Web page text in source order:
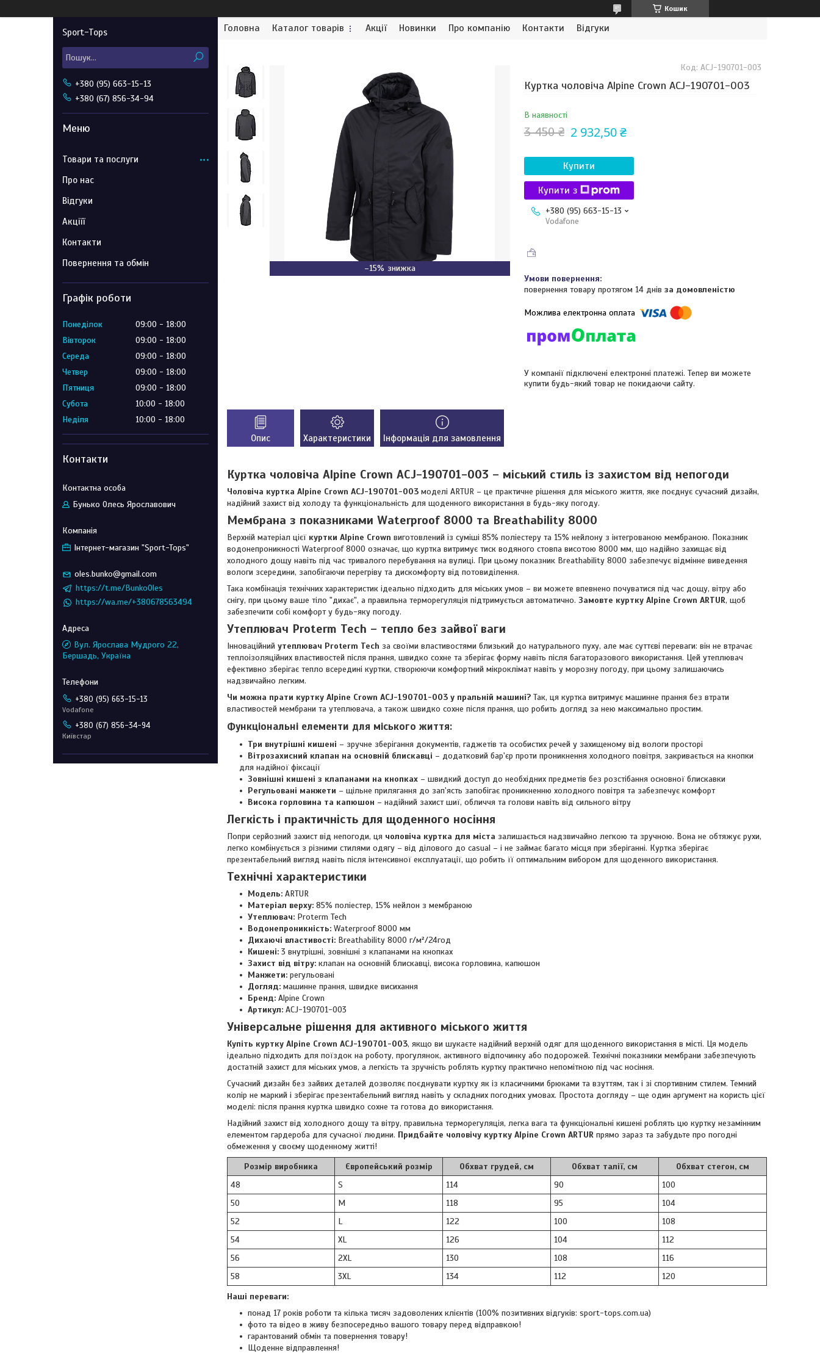
Кошик
Головна Каталог товарів Акції Новинки Про компанію Контакти Відгуки
–15%
Куртка чоловіча Alpine Crown ACJ-190701-003
В наявності
Код:ACJ-190701-003
3 450 ₴ 2 932,50 ₴
Купити
Купити з
+380 (95) 663-15-13
Vodafone
повернення товару протягом 14 днів за домовленістю
У компанії підключені електронні платежі. Тепер ви можете
купити будь-який товар не покидаючи сайту.
Опис Характеристики Інформація для замовлення
Куртка чоловіча Alpine Crown ACJ-190701-003 – міський стиль із захистом від непогоди
Чоловіча куртка Alpine Crown ACJ-190701-003 моделі ARTUR – це практичне рішення для міського життя, яке поєднує сучасний дизайн,
надійний захист від холоду та функціональність для щоденного використання в будь-яку погоду.
Мембрана з показниками Waterproof 8000 та Breathability 8000
Верхній матеріал цієї куртки Alpine Crown виготовлений із суміші 85% поліестеру та 15% нейлону з інтегрованою мембраною. Показник
водонепроникності Waterproof 8000 означає, що куртка витримує тиск водяного стовпа висотою 8000 мм, що надійно захищає від
холодного дощу навіть під час тривалого перебування на вулиці. При цьому показник Breathability 8000 забезпечує відмінне виведення
вологи зсередини, запобігаючи перегріву та дискомфорту від потовиділення.
Така комбінація технічних характеристик ідеально підходить для міських умов – ви можете впевнено почуватися під час дощу, вітру або
снігу, при цьому ваше тіло "дихає", а правильна терморегуляція підтримується автоматично. Замовте куртку Alpine Crown ARTUR, щоб
забезпечити собі комфорт у будь-яку погоду.
Утеплювач Proterm Tech – тепло без зайвої ваги
Інноваційний утеплювач Proterm Tech за своїми властивостями близький до натурального пуху, але має суттєві переваги: він не втрачає
теплоізоляційних властивостей після прання, швидко сохне та зберігає форму навіть після багаторазового використання. Цей утеплювач
ефективно зберігає тепло всередині куртки, створюючи комфортний мікроклімат навіть у морозну погоду, при цьому залишаючись
надзвичайно легким.
Чи можна прати куртку Alpine Crown ACJ-190701-003 у пральній машині? Так, ця куртка витримує машинне прання без втрати
властивостей мембрани та утеплювача, а також швидко сохне після прання, що робить догляд за нею максимально простим.
Функціональні елементи для міського життя:
Три внутрішні кишені – зручне зберігання документів, гаджетів та особистих речей у захищеному від вологи просторі
Вітрозахисний клапан на основній блискавці – додатковий бар'єр проти проникнення холодного повітря, закривається на кнопки
для надійної фіксації
Зовнішні кишені з клапанами на кнопках – швидкий доступ до необхідних предметів без розстібання основної блискавки
Регульовані манжети – щільне прилягання до зап'ясть запобігає проникненню холодного повітря та забезпечує комфорт
Висока горловина та капюшон – надійний захист шиї, обличчя та голови навіть від сильного вітру
Легкість і практичність для щоденного носіння
Попри серйозний захист від непогоди, ця чоловіча куртка для міста залишається надзвичайно легкою та зручною. Вона не обтяжує рухи,
легко комбінується з різними стилями одягу – від ділового до casual – і не займає багато місця при зберіганні. Куртка зберігає
презентабельний вигляд навіть після інтенсивної експлуатації, що робить її оптимальним вибором для щоденного використання.
Технічні характеристики
Модель: ARTUR
Матеріал верху: 85% поліестер, 15% нейлон з мембраною
Утеплювач: Proterm Tech
Водонепроникність: Waterproof 8000 мм
Дихаючі властивості: Breathability 8000 г/м²/24год
Кишені: 3 внутрішні, зовнішні з клапанами на кнопках
Захист від вітру: клапан на основній блискавці, висока горловина, капюшон
Манжети: регульовані
Догляд: машинне прання, швидке висихання
Бренд: Alpine Crown
Артикул: ACJ-190701-003
Універсальне рішення для активного міського життя
Купіть куртку Alpine Crown ACJ-190701-003, якщо ви шукаєте надійний верхній одяг для щоденного використання в місті. Ця модель
ідеально підходить для поїздок на роботу, прогулянок, активного відпочинку або подорожей. Технічні показники мембрани забезпечують
достатній захист для міських умов, а легкість та зручність роблять куртку практично непомітною під час носіння.
Сучасний дизайн без зайвих деталей дозволяє поєднувати куртку як із класичними брюками та взуттям, так і зі спортивним стилем. Темний
колір не маркий і зберігає презентабельний вигляд навіть у складних погодних умовах. Простота догляду – ще один аргумент на користь цієї
моделі: після прання куртка швидко сохне та готова до використання.
Надійний захист від холодного дощу та вітру, правильна терморегуляція, легка вага та функціональні кишені роблять цю куртку незамінним
елементом гардероба для сучасної людини. Придбайте чоловічу куртку Alpine Crown ARTUR прямо зараз та забудьте про погодні
обмеження у своєму щоденному житті!
Розмір виробника
Європейський розмір Обхват грудей, см Обхват талії, см
Обхват стегон, см
48
S 114 90
100
50
M 118 95
104
52
L 122 100
108
54
XL 126 104
112
56
2XL 130 108
116
58
3XL 134 112
120
Наші переваги:
понад 17 років роботи та кілька тисяч задоволених клієнтів (100% позитивних відгуків: sport-tops.com.ua)
фото та відео в живу безпосередньо вашого товару перед відправкою!
гарантований обмін та повернення товару!
Щоденне відправлення!
Sport-Tops
+380 (95) 663-15-13
+380 (67) 856-34-94
Товари та послуги
Про нас
Відгуки
Акціїї
Контакти
Повернення та обмін
Графік роботи
Понеділок 09:00
18:00
Вівторок
09:00
18:00
Середа
09:00
18:00
Четвер
09:00
18:00
Пʼятниця
09:00
18:00
Субота
10:00
18:00
Неділя
10:00 18:00
Контакти
Бунько Олесь Ярославович
Інтернет-магазин "Sport-Tops"
oles.bunko@gmail.com
https://t.me/BunkoOles
https://wa.me/+380678563494
Вул. Ярослава Мудрого 22,
Бершадь, Україна
+380 (95) 663-15-13
Vodafone
+380 (67) 856-34-94
Київстар